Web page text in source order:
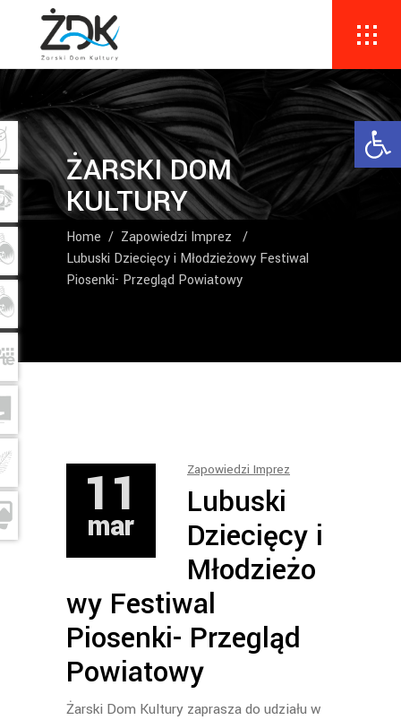
ŻARSKI DOM
KULTURY
Home / Zapowiedzi Imprez
/
Lubuski Dziecięcy i Młodzieżowy Festiwal
Piosenki- Przegląd Powiatowy
11
mar
Zapowiedzi Imprez
Lubuski
Dziecięcy i
Młodzieżo
wy Festiwal
Piosenki- Przegląd
Powiatowy
Żarski Dom Kultury zaprasza do udziału w